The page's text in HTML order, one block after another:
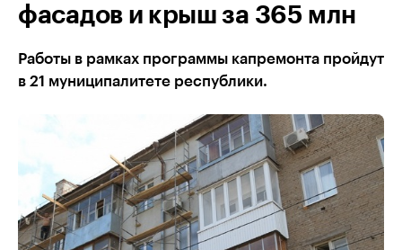
фасадов и крыш за 365 млн
Работы в рамках программы капремонта пройдут
в 21 муниципалитете республики.